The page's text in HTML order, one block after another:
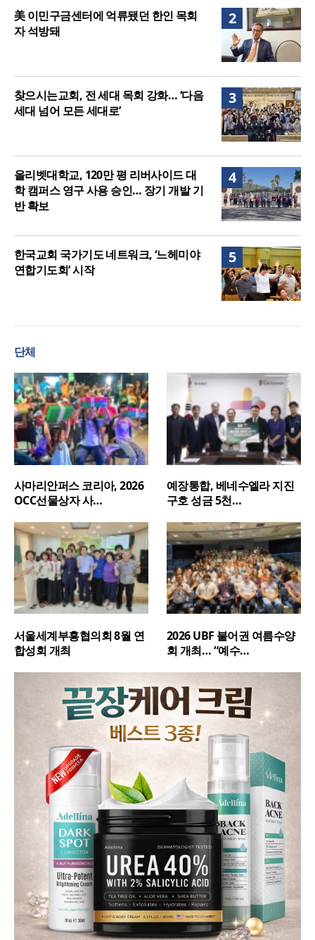
2
美 이민구금센터에 억류됐던 한인 목회
자 석방돼
3
찾으시는교회, 전 세대 목회 강화… ‘다음
세대 넘어 모든 세대로’
4
올리벳대학교, 120만 평 리버사이드 대
학 캠퍼스 영구 사용 승인… 장기 개발 기
반 확보
5
한국교회 국가기도 네트워크, ‘느헤미야
연합기도회’ 시작
단체
사마리안퍼스 코리아, 2026
OCC선물상자 사…
예장통합, 베네수엘라 지진
구호 성금 5천…
서울세계부흥협의회 8월 연
합성회 개최
2026 UBF 불어권 여름수양
회 개최… “예수…